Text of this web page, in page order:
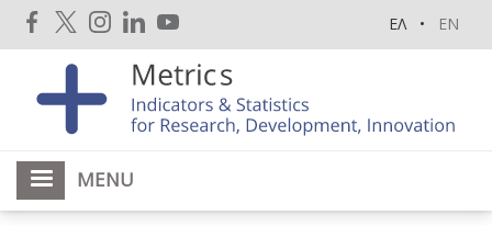
Skip
content
ΕΛ EN
MENU